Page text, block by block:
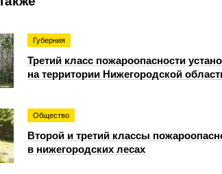
Губерния
Третий класс пожароопасности
на территории Нижегородской
Общество
Второй и третий классы
в нижегородских лесах